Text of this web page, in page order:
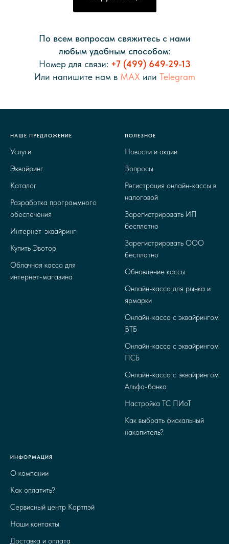
По всем вопросам свяжитесь с нами
любым удобным способом:
Номер для связи: +7 (499) 649-29-13
Или напишите нам в MAX или Telegram
НАШЕ ПРЕДЛОЖЕНИЕ
Услуги
Эквайринг
Каталог
Разработка программного
обеспечения
Интернет-эквайринг
Купить Эвотор
Облачная касса для
интернет-магазина
ПОЛЕЗНОЕ
Новости и акции
Вопросы
Регистрация онлайн-кассы в
налоговой
Зарегистрировать ИП
бесплатно
Зарегистрировать ООО
бесплатно
Обновление кассы
Онлайн-касса для рынка и
ярмарки
Онлайн-касса с эквайрингом
ВТБ
Онлайн-касса с эквайрингом
ПСБ
Онлайн-касса с эквайрингом
Альфа-банка
Настройка ТС ПИоТ
Как выбрать фискальный
накопитель?
ИНФОРМАЦИЯ
О компании
Как оплатить?
Сервисный центр Картпэй
Наши контакты
Доставка и оплата